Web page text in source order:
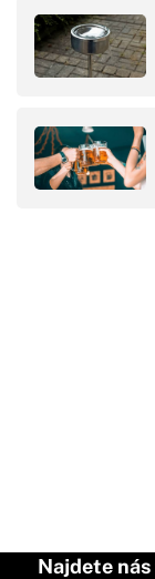
Najdete